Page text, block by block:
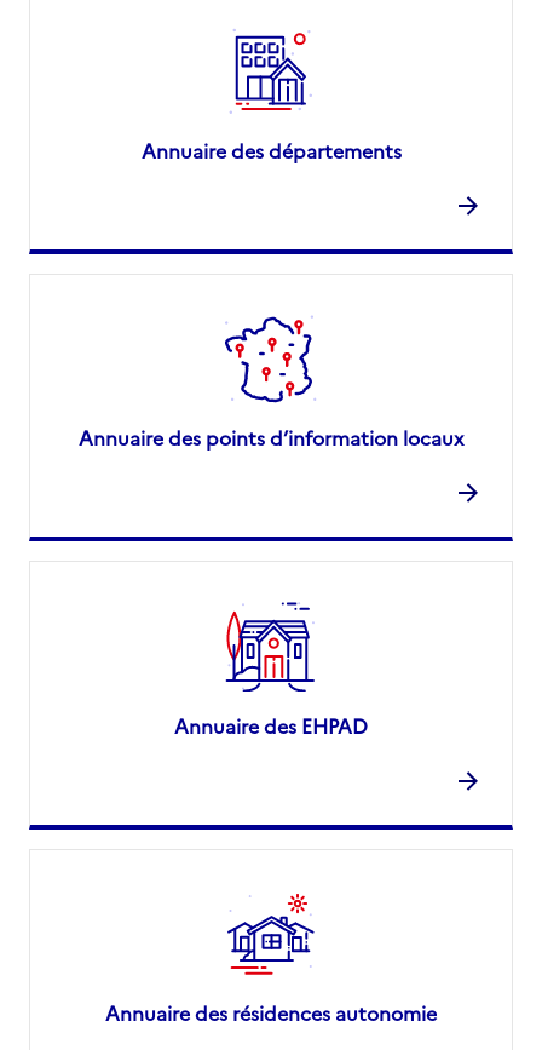
Annuaire des départements
Annuaire des points d’information locaux
Annuaire des EHPAD
Annuaire des résidences autonomie